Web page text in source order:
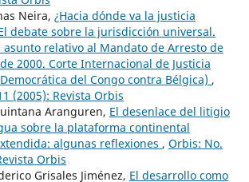
Neira, ¿Hacia dónde va la justicia
debate sobre la jurisdicción universal.
asunto relativo al Mandato de Arresto de
2000. Corte Internacional de Justicia
del Congo contra Bélgica) ,
(2005): Revista Orbis
Aranguren, El desenlace del litigio
sobre la plataforma continental
algunas reflexiones , Orbis: No.
Orbis
Grisales Jiménez, El desarrollo como